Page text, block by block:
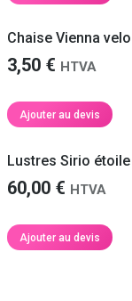
Chaise Vienna
3,50 € HTVA
Ajouter au devis
Lustres Sirio
60,00 € HTVA
Ajouter au devis